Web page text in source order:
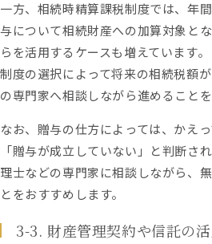
一方、相続時精算課税制度では、年
与について相続財産への加算対象と
らを活用するケースも増えています。
制度の選択によって将来の相続税額
の専門家へ相談しながら進めることを
なお、贈与の仕方によっては、かえ
「贈与が成立していない」と判断さ
理士などの専門家に相談しながら、
とをおすすめします。
3-3. 財産管理契約や信託の